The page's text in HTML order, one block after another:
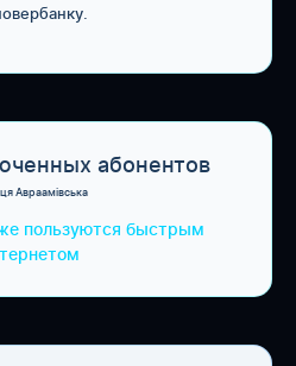
абонентов
Авраамівська
пользуются быстрым